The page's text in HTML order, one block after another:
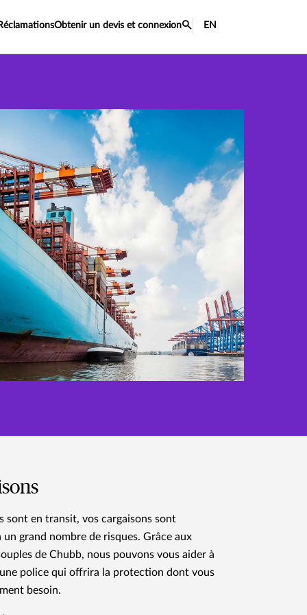
Obtenir un devis et connexion EN
sont en transit, vos cargaisons sont
un grand nombre de risques. Grâce aux
de Chubb, nous pouvons vous aider à
police qui offrira la protection dont vous
besoin.